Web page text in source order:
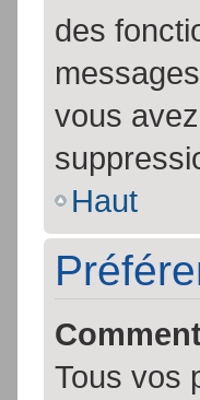
des
vous
Haut
Tous vos